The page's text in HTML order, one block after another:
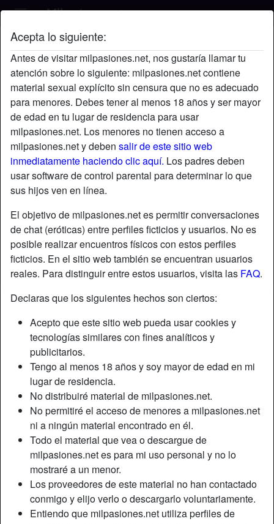
Acepta lo siguiente:
Antes de visitar milpasiones.net, nos gustaría llamar tu
atención sobre lo siguiente: milpasiones.net contiene
material sexual explícito sin censura que no es adecuado
para menores. Debes tener al menos 18 años y ser mayor
de edad en tu lugar de residencia para usar
milpasiones.net. Los menores no tienen acceso a
milpasiones.net y deben salir de este sitio web
inmediatamente haciendo clic aquí. Los padres deben
usar software de control parental para determinar lo que
sus hijos ven en línea.
El objetivo de milpasiones.net es permitir conversaciones
de chat (eróticas) entre perfiles ficticios y usuarios. No es
posible realizar encuentros físicos con estos perfiles
ficticios. En el sitio web también se encuentran usuarios
reales. Para distinguir entre estos usuarios, visita las FAQ.
Declaras que los siguientes hechos son ciertos:
Acepto que este sitio web pueda usar cookies y
tecnologías similares con fines analíticos y
publicitarios.
Tengo al menos 18 años y soy mayor de edad en mi
lugar de residencia.
No distribuiré material de milpasiones.net.
No permitiré el acceso de menores a milpasiones.net
ni a ningún material encontrado en él.
Todo el material que vea o descargue de
milpasiones.net es para mi uso personal y no lo
mostraré a un menor.
Los proveedores de este material no han contactado
conmigo y elijo verlo o descargarlo voluntariamente.
Entiendo que milpasiones.net utiliza perfiles de
Nikol's perfil
starAgregar chatChatea ahora